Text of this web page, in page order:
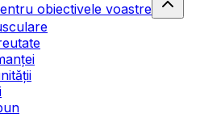
obiectivele voastre